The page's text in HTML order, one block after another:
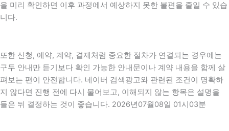
을 미리 확인하면 이후 과정에서 예상하지 못한 불편을 줄일 수 있습
니다.
또한 신청, 예약, 계약, 결제처럼 중요한 절차가 연결되는 경우에는
구두 안내만 듣기보다 확인 가능한 안내문이나 계약 내용을 함께 살
펴보는 편이 안전합니다. 네이버 검색광고와 관련된 조건이 명확하
지 않다면 진행 전에 다시 물어보고, 이해되지 않는 항목은 설명을
들은 뒤 결정하는 것이 좋습니다. 2026년07월08일 01시03분